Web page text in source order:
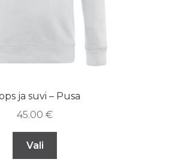
ja suvi – Pusa
45.00 €
Vali